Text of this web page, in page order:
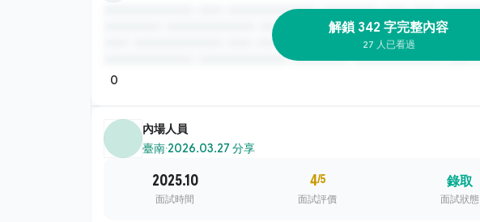
解鎖 342 字完整內容
27 人已看過
0
內場人員
臺南·2026.03.27 分享
2025.10
面試時間
4/5
面試評價
錄取
面試狀態